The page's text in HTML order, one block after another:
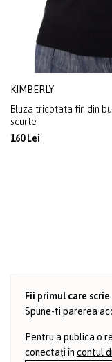
KIMBERLY
Bluza tricotata fin din
scurte
160 Lei
Fii primul care
Spune-ti parerea
Pentru a publica o
conectați în contul